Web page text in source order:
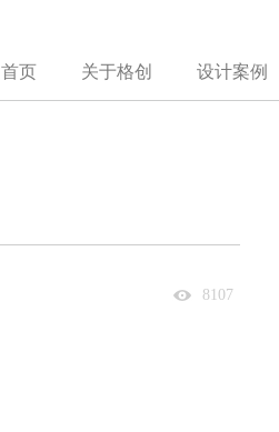
首页 关于格创 设计案例
8107